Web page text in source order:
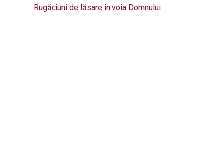
Rugăciuni de lăsare în voia Domnului